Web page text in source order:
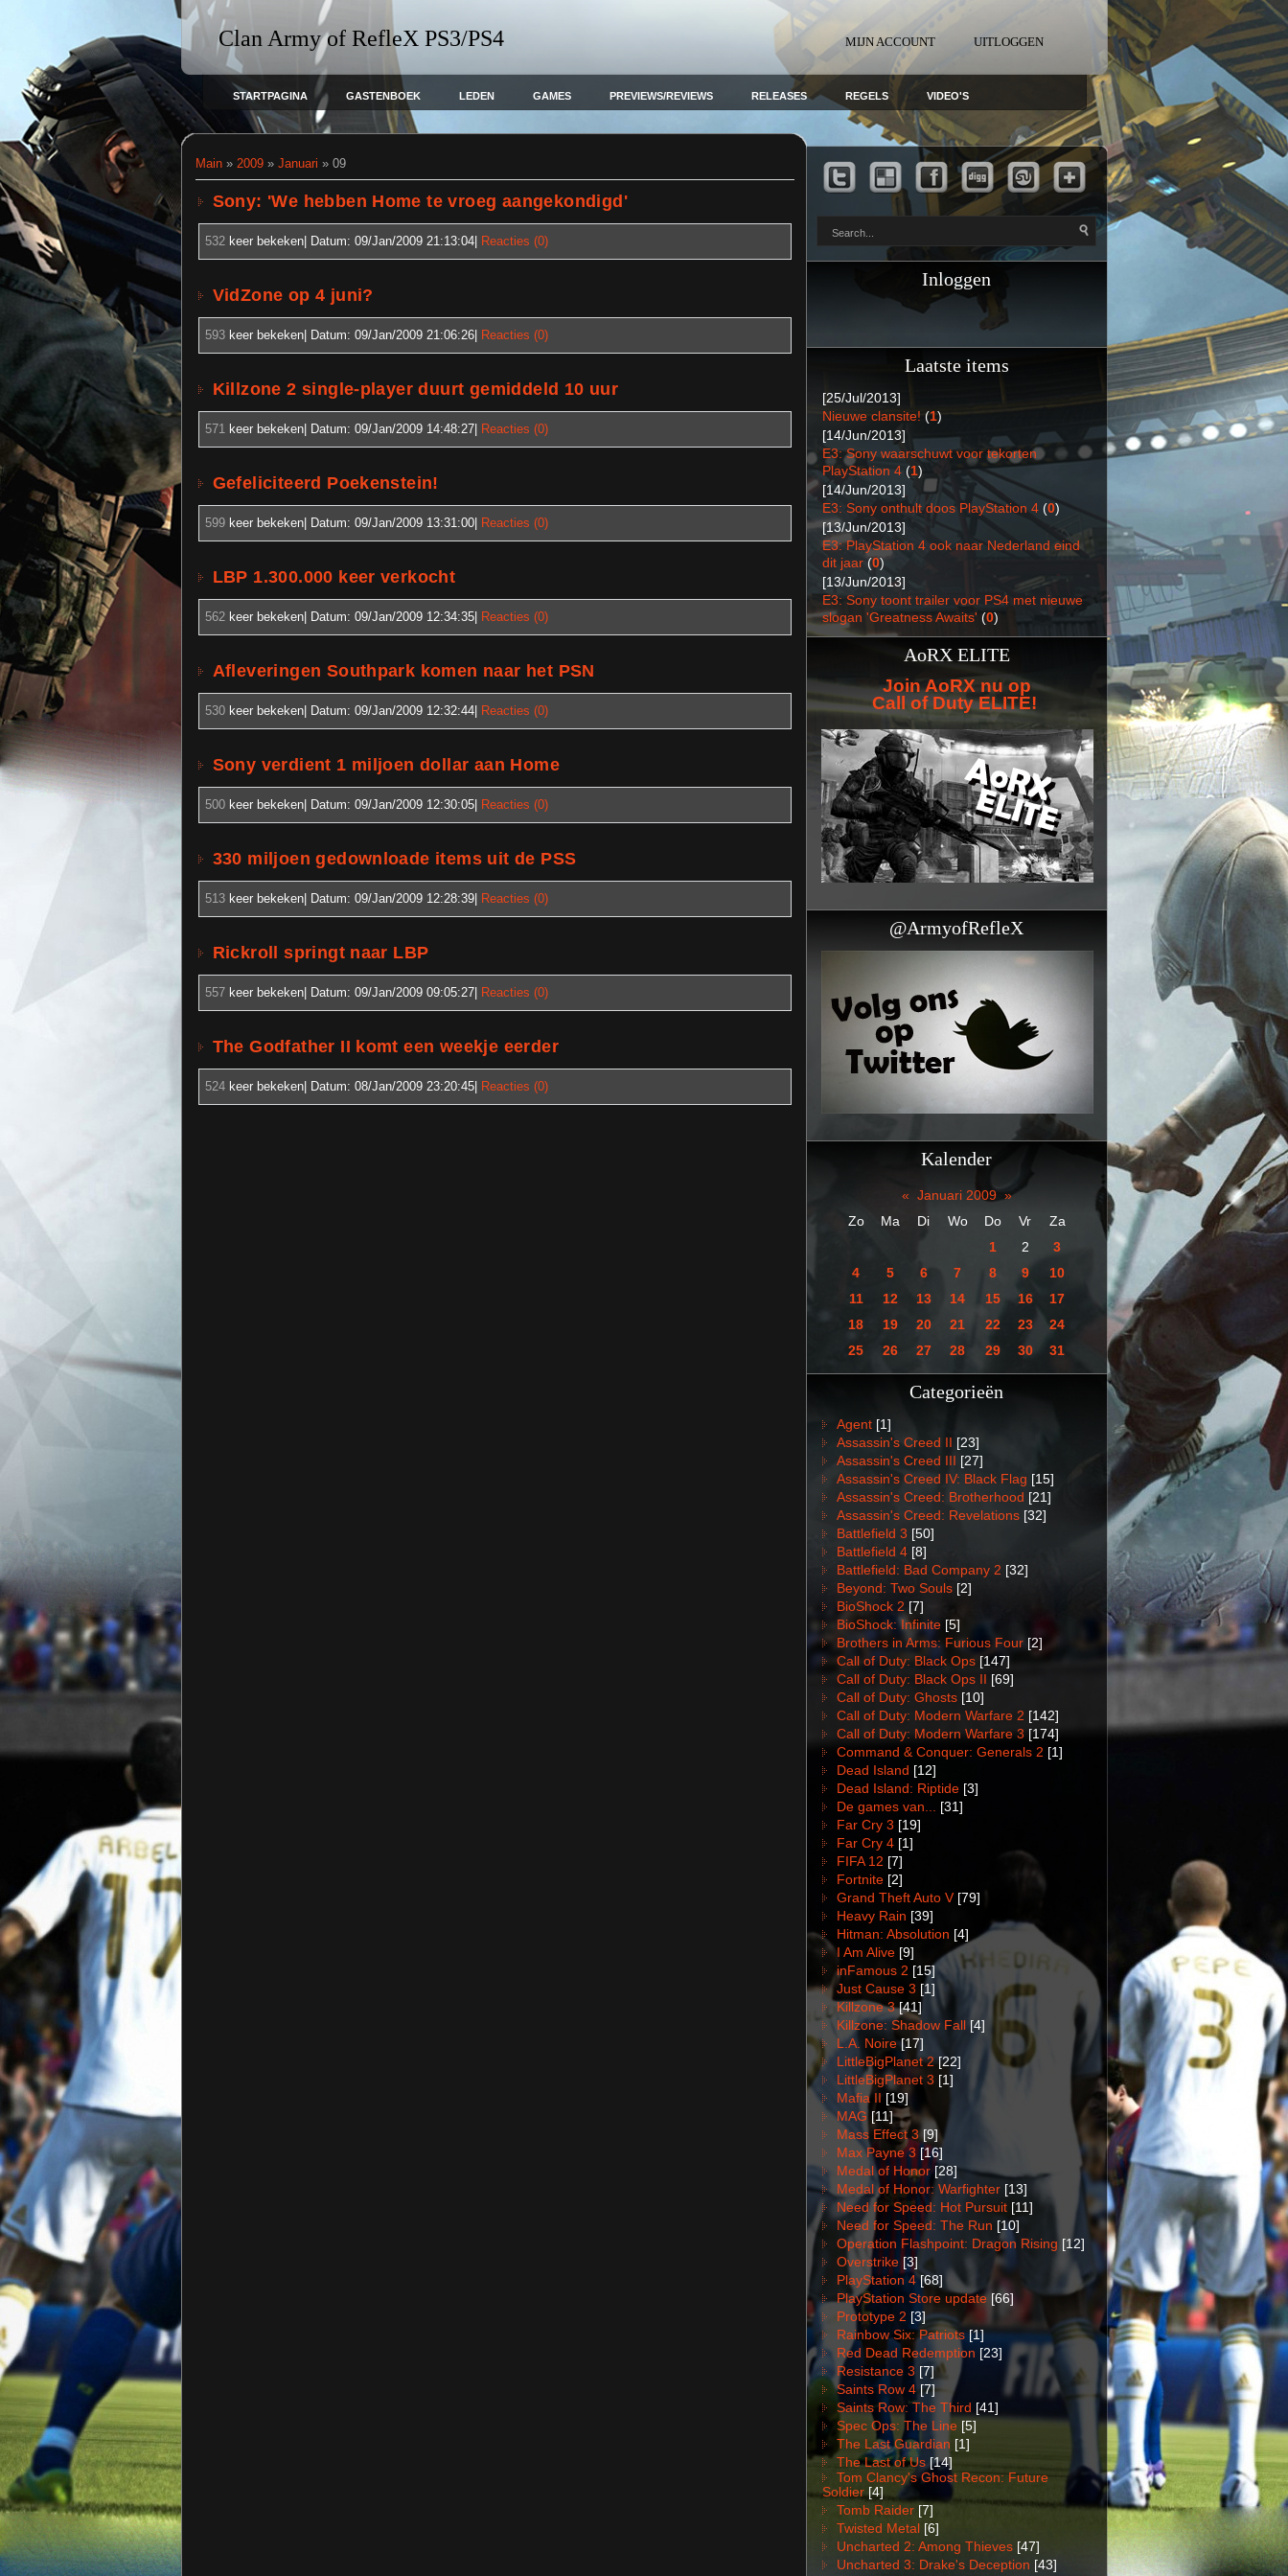
Clan Army of RefleX PS3/PS4 MIJN ACCOUNT UITLOGGEN
STARTPAGINA GASTENBOEK LEDEN GAMES PREVIEWS/REVIEWS RELEASES REGELS VIDEO'S
Main» 2009 » Januari » 09
Sony: 'We hebben Home te vroeg aangekondigd'
532 keer bekeken| Datum: 09/Jan/2009 21:13:04| Reacties (0)
VidZone op 4 juni?
593 keer bekeken| Datum: 09/Jan/2009 21:06:26| Reacties (0)
Killzone 2 single-player duurt gemiddeld 10 uur
571 keer bekeken| Datum: 09/Jan/2009 14:48:27| Reacties (0)
Gefeliciteerd Poekenstein!
599 keer bekeken| Datum: 09/Jan/2009 13:31:00| Reacties (0)
LBP 1.300.000 keer verkocht
562 keer bekeken| Datum: 09/Jan/2009 12:34:35| Reacties (0)
Afleveringen Southpark komen naar het PSN
530 keer bekeken| Datum: 09/Jan/2009 12:32:44| Reacties (0)
Sony verdient 1 miljoen dollar aan Home
500 keer bekeken| Datum: 09/Jan/2009 12:30:05| Reacties (0)
330 miljoen gedownloade items uit de PSS
513 keer bekeken| Datum: 09/Jan/2009 12:28:39| Reacties (0)
Rickroll springt naar LBP
557 keer bekeken| Datum: 09/Jan/2009 09:05:27| Reacties (0)
The Godfather II komt een weekje eerder
524 keer bekeken| Datum: 08/Jan/2009 23:20:45| Reacties (0)
Inloggen
Laatste items
[25/Jul/2013]
Nieuwe clansite! (1)
[14/Jun/2013]
E3: Sony waarschuwt voor tekorten
PlayStation 4 (1)
[14/Jun/2013]
E3: Sony onthult doos PlayStation 4 (0)
[13/Jun/2013]
E3: PlayStation 4 ook naar Nederland eind
dit jaar (0)
[13/Jun/2013]
E3: Sony toont trailer voor PS4 met nieuwe
slogan 'Greatness Awaits' (0)
AoRX ELITE
Join AoRX nu op
Call of Duty ELITE!
@ArmyofRefleX
Kalender
« Januari 2009 »
Zo
Ma Di Wo Do Vr
Za
1
2
3
4
5 6 7 8 9
10
11
12 13 14 15 16
17
18
19 20 21 22 23
24
25
26 27 28 29 30 31
Categorieën
Agent [1]
Assassin's Creed II [23]
Assassin's Creed III [27]
Assassin's Creed IV: Black Flag [15]
Assassin's Creed: Brotherhood [21]
Assassin's Creed: Revelations [32]
Battlefield 3 [50]
Battlefield 4 [8]
Battlefield: Bad Company 2 [32]
Beyond: Two Souls [2]
BioShock 2 [7]
BioShock: Infinite [5]
Brothers in Arms: Furious Four [2]
Call of Duty: Black Ops [147]
Call of Duty: Black Ops II [69]
Call of Duty: Ghosts [10]
Call of Duty: Modern Warfare 2 [142]
Call of Duty: Modern Warfare 3 [174]
Command & Conquer: Generals 2 [1]
Dead Island [12]
Dead Island: Riptide [3]
De games van...
[31]
Far Cry 3 [19]
Far Cry 4 [1]
FIFA 12 [7]
Fortnite [2]
Grand Theft Auto V [79]
Heavy Rain [39]
Hitman: Absolution [4]
I Am Alive [9]
inFamous 2 [15]
Just Cause 3 [1]
Killzone 3 [41]
Killzone: Shadow Fall [4]
L.A. Noire [17]
LittleBigPlanet 2 [22]
LittleBigPlanet 3 [1]
Mafia II [19]
MAG [11]
Mass Effect 3 [9]
Max Payne 3 [16]
Medal of Honor [28]
Medal of Honor: Warfighter [13]
Need for Speed: Hot Pursuit [11]
Need for Speed: The Run [10]
Operation Flashpoint: Dragon Rising [12]
Overstrike [3]
PlayStation 4 [68]
PlayStation Store update [66]
Prototype 2 [3]
Rainbow Six: Patriots [1]
Red Dead Redemption [23]
Resistance 3 [7]
Saints Row 4 [7]
Saints Row: The Third [41]
Spec Ops: The Line [5]
The Last Guardian [1]
The Last of Us [14]
Tom Clancy's Ghost Recon: Future
Soldier [4]
Tomb Raider [7]
Twisted Metal [6]
Uncharted 2: Among Thieves [47]
Uncharted 3: Drake's Deception [43]